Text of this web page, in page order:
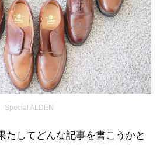
Special ALDEN
たしてどんな記事を書こうかと